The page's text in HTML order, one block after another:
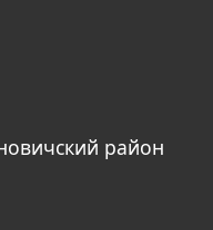
район